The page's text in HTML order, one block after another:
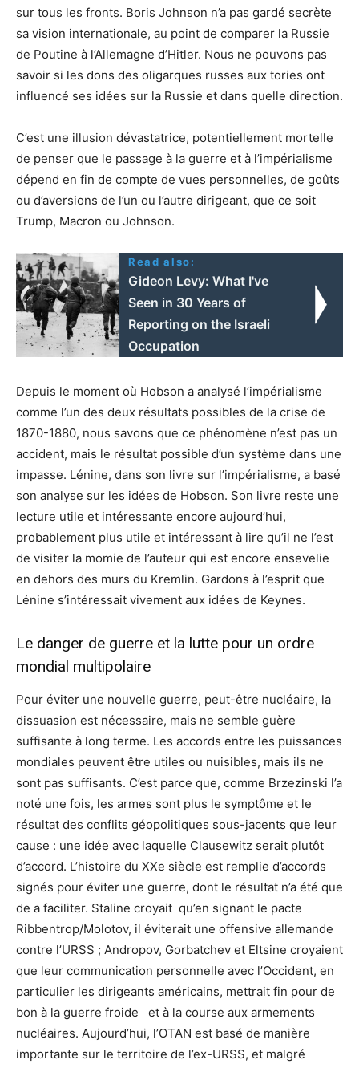
sur tous les fronts. Boris Johnson n’a pas gardé secrète
sa vision internationale, au point de comparer la Russie
de Poutine à l’Allemagne d’Hitler. Nous ne pouvons pas
savoir si les dons des oligarques russes aux tories ont
influencé ses idées sur la Russie et dans quelle direction.
C’est une illusion dévastatrice, potentiellement mortelle
de penser que le passage à la guerre et à l’impérialisme
dépend en fin de compte de vues personnelles, de goûts
ou d’aversions de l’un ou l’autre dirigeant, que ce soit
Trump, Macron ou Johnson.
Read also:
Gideon Levy: What I've
Seen in 30 Years of
Reporting on the Israeli
Occupation
Depuis le moment où Hobson a analysé l’impérialisme
comme l’un des deux résultats possibles de la crise de
1870-1880, nous savons que ce phénomène n’est pas un
accident, mais le résultat possible d’un système dans une
impasse. Lénine, dans son livre sur l’impérialisme, a basé
son analyse sur les idées de Hobson. Son livre reste une
lecture utile et intéressante encore aujourd’hui,
probablement plus utile et intéressant à lire qu’il ne l’est
de visiter la momie de l’auteur qui est encore ensevelie
en dehors des murs du Kremlin. Gardons à l’esprit que
Lénine s’intéressait vivement aux idées de Keynes.
Le danger de guerre et la lutte pour un ordre
mondial multipolaire
Pour éviter une nouvelle guerre, peut-être nucléaire, la
dissuasion est nécessaire, mais ne semble guère
suffisante à long terme. Les accords entre les puissances
mondiales peuvent être utiles ou nuisibles, mais ils ne
sont pas suffisants. C’est parce que, comme Brzezinski l’a
noté une fois, les armes sont plus le symptôme et le
résultat des conflits géopolitiques sous-jacents que leur
cause : une idée avec laquelle Clausewitz serait plutôt
d’accord. L’histoire du XXe siècle est remplie d’accords
signés pour éviter une guerre, dont le résultat n’a été que
de a faciliter. Staline croyait qu’en signant le pacte
Ribbentrop/Molotov, il éviterait une offensive allemande
contre l’URSS ; Andropov, Gorbatchev et Eltsine croyaient
que leur communication personnelle avec l’Occident, en
particulier les dirigeants américains, mettrait fin pour de
bon à la guerre froide et à la course aux armements
nucléaires. Aujourd’hui, l’OTAN est basé de manière
importante sur le territoire de l’ex-URSS, et malgré